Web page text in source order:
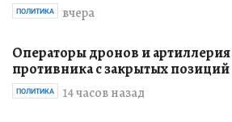
вчера
ПОЛИТИКА
Операторы дронов и
противника с закрытых позиций
14 часов назад
ПОЛИТИКА